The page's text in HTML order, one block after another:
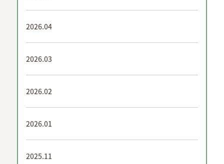
2026.04
2026.03
2026.02
2026.01
2025.11